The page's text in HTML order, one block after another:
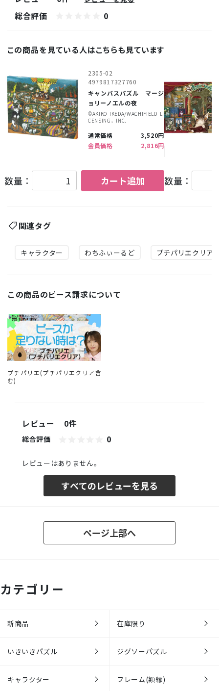
総合評価 0
この商品を見ている人はこちらも見ています
2305-02
4979817327760
キャンバスパズル マージ
ョリーノエルの夜
©︎AKIKO IKEDA/WACHIFIELD LI
CENSING，INC.
通常価格
3,520円
会員価格
2,816円
数量： カート追加 数量：
関連タグ
キャラクター わちふぃーるど プチパリエクリア
この商品のピース請求について
プチパリエ(プチパリエクリア含
む)
レビュー 0件
総合評価 0
レビューはありません。
すべてのレビューを見る
ページ上部へ
カテゴリー
新商品 在庫限り
いきいきパズル ジグソーパズル
キャラクター フレーム(額縁)